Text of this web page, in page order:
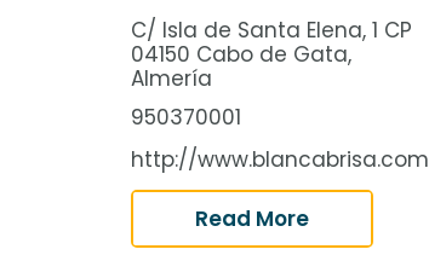
C/ Isla de Santa Elena, 1 CP
04150 Cabo de Gata,
Almería
950370001
http://www.blancabrisa.com
Read More